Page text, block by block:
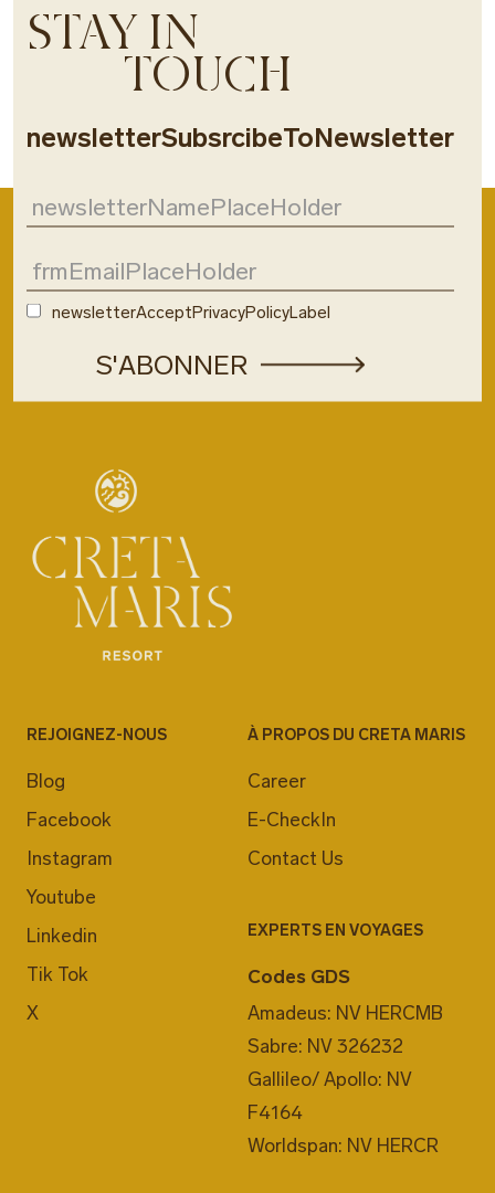
STAY IN
TOUCH
newsletterSubsrcibeToNewsletter
newsletterAcceptPrivacyPolicyLabel
REJOIGNEZ-NOUS
Blog
Facebook
Instagram
Youtube
Linkedin
Tik Tok
X
À PROPOS DU CRETA MARIS
Career
E-CheckIn
Contact Us
EXPERTS EN VOYAGES
Codes GDS
Amadeus: NV HERCMB
Sabre: NV 326232
Gallileo/ Apollo: NV
F4164
Worldspan: NV HERCR